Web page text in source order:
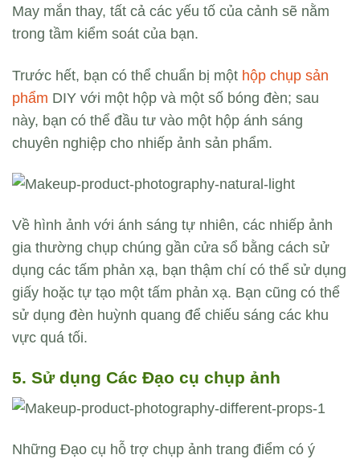
May mắn thay, tất cả các yếu tố của cảnh sẽ nằm
trong tầm kiểm soát của bạn.
Trước hết, bạn có thể chuẩn bị một hộp chụp sản
phẩm DIY với một hộp và một số bóng đèn; sau
này, bạn có thể đầu tư vào một hộp ánh sáng
chuyên nghiệp cho nhiếp ảnh sản phẩm.
Về hình ảnh với ánh sáng tự nhiên, các nhiếp ảnh
gia thường chụp chúng gần cửa sổ bằng cách sử
dụng các tấm phản xạ, bạn thậm chí có thể sử dụng
giấy hoặc tự tạo một tấm phản xạ. Bạn cũng có thể
sử dụng đèn huỳnh quang để chiếu sáng các khu
vực quá tối.
5. Sử dụng Các Đạo cụ chụp ảnh
Những Đạo cụ hỗ trợ chụp ảnh trang điểm có ý